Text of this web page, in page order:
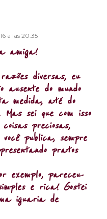
a las 20:35
amiga!
diversas, eu
ausente do mundo
medida, até do
sei que com isso
preciosas,
publica, sempre
pratos
exemplo, pareceu-
e rica! Gostei
iguaria de